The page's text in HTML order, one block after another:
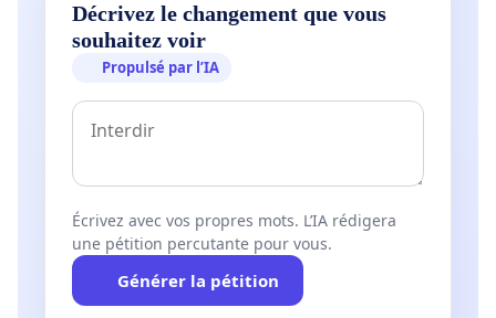
Décrivez le changement que vous
souhaitez voir
Propulsé par l’IA
Écrivez avec vos propres mots. L’IA rédigera
une pétition percutante pour vous.
Générer la pétition